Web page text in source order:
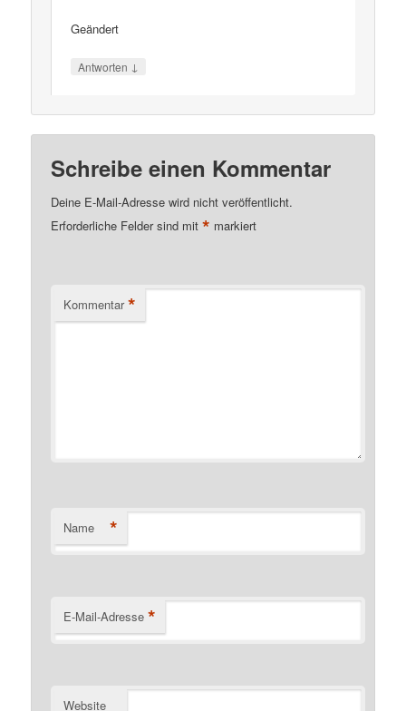
Geändert
Antworten ↓
Schreibe einen Kommentar
Deine E-Mail-Adresse wird nicht veröffentlicht.
Erforderliche Felder sind mit* markiert
Kommentar *
Name *
E-Mail-Adresse *
Website